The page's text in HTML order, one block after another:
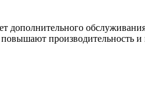
дополнительного
производительность